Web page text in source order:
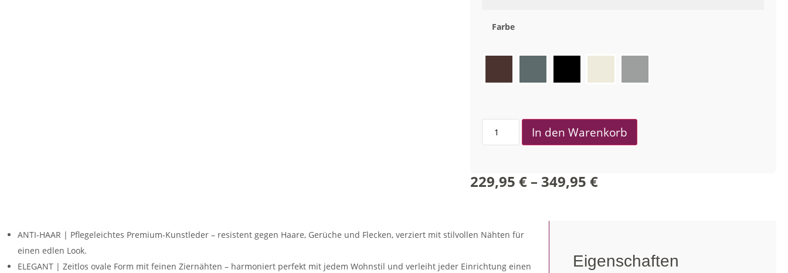
Farbe
In den Warenkorb
229,95€ – 349,95€
ANTI-HAAR | Pflegeleichtes Premium-Kunstleder – resistent gegen Haare, Gerüche und Flecken, verziert mit stilvollen Nähten für
einen edlen Look.
ELEGANT | Zeitlos ovale Form mit feinen Ziernähten – harmoniert perfekt mit jedem Wohnstil und verleiht jeder Einrichtung einen
Eigenschaften